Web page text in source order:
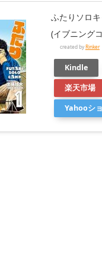
ふたりソロキ
(イブニング
created byRinker
Kindle
楽天市場
Yahooシ